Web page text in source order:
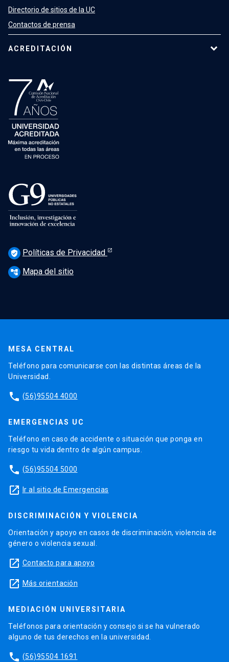
Directorio de sitios de la UC
Contactos de prensa
ACREDITACIÓN
verified_user Políticas de Privacidad
account_tree Mapa del sitio
MESA CENTRAL
Teléfono para comunicarse con las distintas áreas de la
Universidad.
phone (56)95504 4000
EMERGENCIAS UC
Teléfono en caso de accidente o situación que ponga en
riesgo tu vida dentro de algún campus.
phone (56)95504 5000
launch Ir al sitio de Emergencias
DISCRIMINACIÓN Y VIOLENCIA
Orientación y apoyo en casos de discriminación, violencia de
género o violencia sexual.
launch Contacto para apoyo
launch Más orientación
MEDIACIÓN UNIVERSITARIA
Teléfonos para orientación y consejo si se ha vulnerado
alguno de tus derechos en la universidad.
phone (56)95504 1691